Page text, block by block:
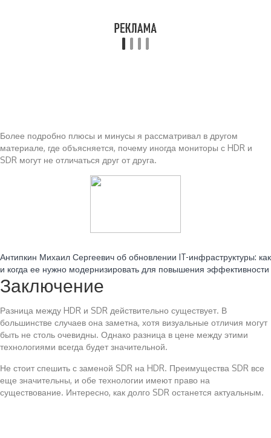
Более подробно плюсы и минусы я рассматривал в другом
материале, где объясняется, почему иногда мониторы с HDR и
SDR могут не отличаться друг от друга.
Антипкин Михаил Сергеевич об обновлении IT-инфраструктуры: как
и когда ее нужно модернизировать для повышения эффективности
Заключение
Разница между HDR и SDR действительно существует. В
большинстве случаев она заметна, хотя визуальные отличия могут
быть не столь очевидны. Однако разница в цене между этими
технологиями всегда будет значительной.
Не стоит спешить с заменой SDR на HDR. Преимущества SDR все
еще значительны, и обе технологии имеют право на
существование. Интересно, как долго SDR останется актуальным.